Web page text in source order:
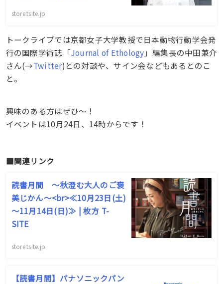
store.tsite.jp
トークライブでは京都女子大学教授で日本動物行動学会発
行の国際学術誌「Journal of Ethology 」編集長の中田兼介
さん(→Twitter)との対談や、サイン会などもあるとのこ
と。
興味のある方はぜひ〜！
イベントは10月24日、14時からです！
■関連リンク
読書月間 ～秋澄む大人のご褒
美じかん～<br>≪10月23日(土)
～11月14日(日)≫ | 枚方 T-
SITE
store.tsite.jp
【読書月間】パナソニックパン